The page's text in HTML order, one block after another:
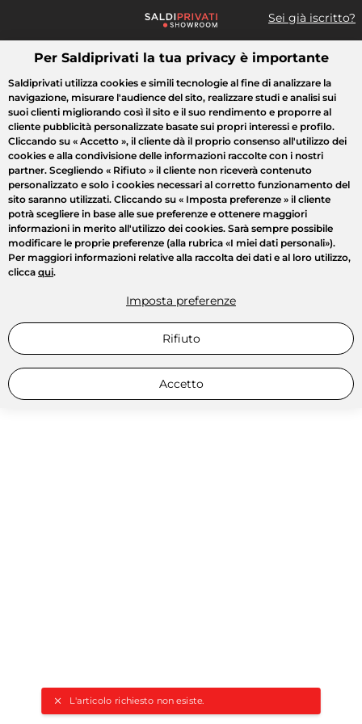
Sei già iscritto?
Cosa cerchi?
L'articolo richiesto non esiste.
Tutte le vendite Moda Casa Bellezza Elettrodomestici
Per Saldiprivati la tua privacy è importante
Saldiprivati utilizza cookies e simili tecnologie al fine di analizzare la
navigazione, misurare l'audience del sito, realizzare studi e analisi sui
suoi clienti migliorando così il sito e il suo rendimento e proporre al
cliente pubblicità personalizzate basate sui propri interessi e profilo.
Cliccando su « Accetto », il cliente dà il proprio consenso all'utilizzo dei
cookies e alla condivisione delle informazioni raccolte con i nostri
partner. Scegliendo « Rifiuto » il cliente non riceverà contenuto
personalizzato e solo i cookies necessari al corretto funzionamento del
sito saranno utilizzati. Cliccando su « Imposta preferenze » il cliente
potrà scegliere in base alle sue preferenze e ottenere maggiori
informazioni in merito all'utilizzo dei cookies. Sarà sempre possibile
modificare le proprie preferenze (alla rubrica «I miei dati personali»).
Per maggiori informazioni relative alla raccolta dei dati e al loro utilizzo,
clicca qui.
Imposta preferenze
Rifiuto
Accetto